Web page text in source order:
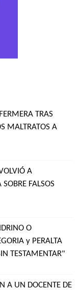
TRAS
MALTRATOS A
A
FALSOS
O
y PERALTA
TESTAMENTAR"
A UN DOCENTE DE